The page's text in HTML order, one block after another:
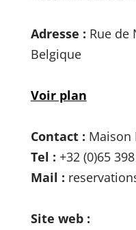
Adresse : Rue de
Belgique
Voir plan
Contact : Maison
Tel : +32 (0)65
Mail :
Site web :